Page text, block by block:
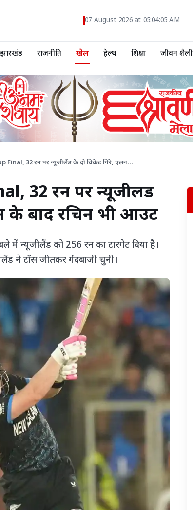
07 August 2026 at 05:04:06 AM
झारखंड राजनीति खेल हेल्थ शिक्षा जीवन शैली
Final, 32 रन पर न्यूजीलैंड के दो विकेट गिरे, एलन...
32 रन पर न्यूजीलैंड
के बाद रचिन भी आउट
में न्यूजीलैंड को 256 रन का टारगेट दिया है।
ने टॉस जीतकर गेंदबाजी चुनी।